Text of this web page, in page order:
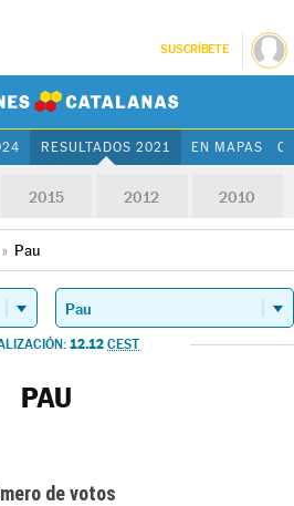
SUSCRÍBETE
RESULTADOS 2021 EN MAPAS
2015 2012 2010
» Pau
12.12 CEST
PAU
de votos